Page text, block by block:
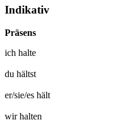
Indikativ
Präsens
ich halte
du hältst
er/sie/es hält
wirhalten